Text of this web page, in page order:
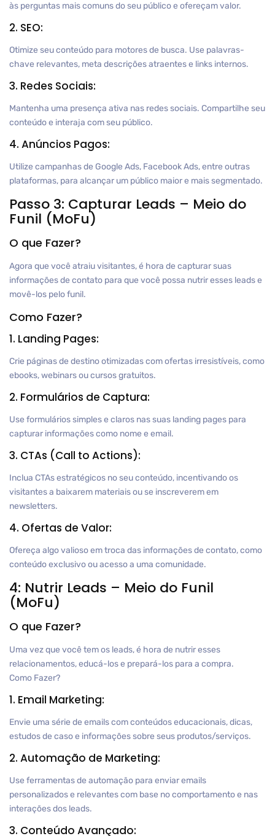
às perguntas mais comuns do seu público e ofereçam valor.
2. SEO:
Otimize seu conteúdo para motores de busca. Use palavras-
chave relevantes, meta descrições atraentes e links internos.
3. Redes Sociais:
Mantenha uma presença ativa nas redes sociais. Compartilhe seu
conteúdo e interaja com seu público.
4. Anúncios Pagos:
Utilize campanhas de Google Ads, Facebook Ads, entre outras
plataformas, para alcançar um público maior e mais segmentado.
Passo 3: Capturar Leads – Meio do
Funil (MoFu)
O que Fazer?
Agora que você atraiu visitantes, é hora de capturar suas
informações de contato para que você possa nutrir esses leads e
movê-los pelo funil.
Como Fazer?
1. Landing Pages:
Crie páginas de destino otimizadas com ofertas irresistíveis, como
ebooks, webinars ou cursos gratuitos.
2. Formulários de Captura:
Use formulários simples e claros nas suas landing pages para
capturar informações como nome e email.
3. CTAs (Call to Actions):
Inclua CTAs estratégicos no seu conteúdo, incentivando os
visitantes a baixarem materiais ou se inscreverem em
newsletters.
4. Ofertas de Valor:
Ofereça algo valioso em troca das informações de contato, como
conteúdo exclusivo ou acesso a uma comunidade.
4: Nutrir Leads – Meio do Funil
(MoFu)
O que Fazer?
Uma vez que você tem os leads, é hora de nutrir esses
relacionamentos, educá-los e prepará-los para a compra.
Como Fazer?
1. Email Marketing:
Envie uma série de emails com conteúdos educacionais, dicas,
estudos de caso e informações sobre seus produtos/serviços.
2. Automação de Marketing:
Use ferramentas de automação para enviar emails
personalizados e relevantes com base no comportamento e nas
interações dos leads.
3. Conteúdo Avançado: